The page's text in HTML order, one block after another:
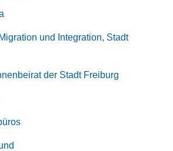
und Integration, Stadt
der Stadt Freiburg